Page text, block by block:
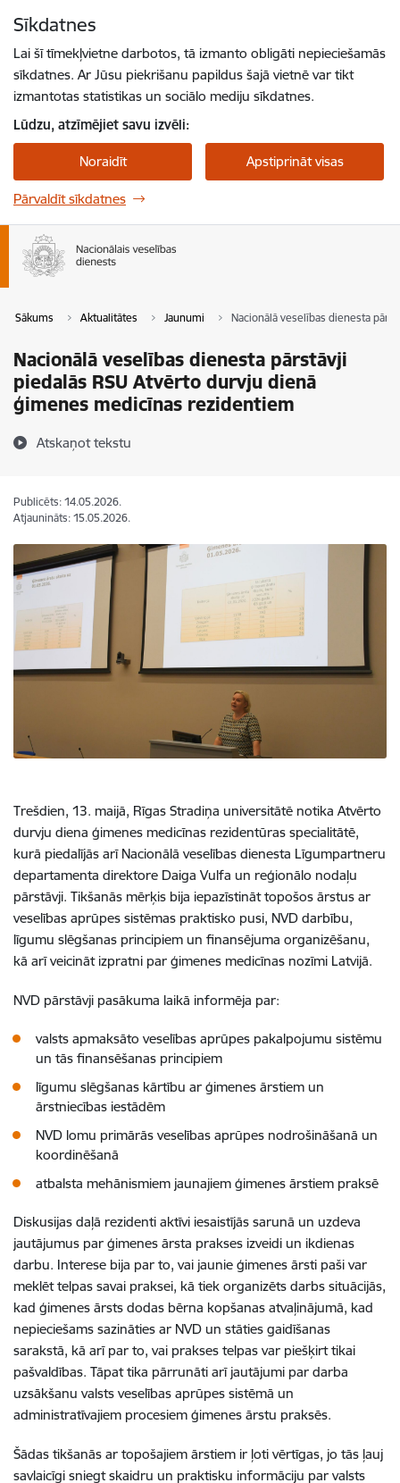
Sīkdatnes
Lai šī tīmekļvietne darbotos, tā izmanto obligāti nepieciešamās
sīkdatnes. Ar Jūsu piekrišanu papildus šajā vietnē var tikt
izmantotas statistikas un sociālo mediju sīkdatnes.
Lūdzu, atzīmējiet savu izvēli:
Noraidīt Apstiprināt visas
Pārvaldīt sīkdatnes
Sākums Aktualitātes Jaunumi Nacionālā veselības dienesta
Nacionālā veselības dienesta pārstāvji
piedalās RSU Atvērto durvju dienā
ģimenes medicīnas rezidentiem
Atskaņot tekstu
Publicēts: 14.05.2026.
Atjaunināts: 15.05.2026.
Trešdien, 13. maijā, Rīgas Stradiņa universitātē notika Atvērto
durvju diena ģimenes medicīnas rezidentūras specialitātē,
kurā piedalījās arī Nacionālā veselības dienesta Līgumpartneru
departamenta direktore Daiga Vulfa un reģionālo nodaļu
pārstāvji. Tikšanās mērķis bija iepazīstināt topošos ārstus ar
veselības aprūpes sistēmas praktisko pusi, NVD darbību,
līgumu slēgšanas principiem un finansējuma organizēšanu,
kā arī veicināt izpratni par ģimenes medicīnas nozīmi Latvijā.
NVD pārstāvji pasākuma laikā informēja par:
valsts apmaksāto veselības aprūpes pakalpojumu sistēmu
un tās finansēšanas principiem
līgumu slēgšanas kārtību ar ģimenes ārstiem un
ārstniecības iestādēm
NVD lomu primārās veselības aprūpes nodrošināšanā un
koordinēšanā
atbalsta mehānismiem jaunajiem ģimenes ārstiem praksē
Diskusijas daļā rezidenti aktīvi iesaistījās sarunā un uzdeva
jautājumus par ģimenes ārsta prakses izveidi un ikdienas
darbu. Interese bija par to, vai jaunie ģimenes ārsti paši var
meklēt telpas savai praksei, kā tiek organizēts darbs situācijās,
kad ģimenes ārsts dodas bērna kopšanas atvaļinājumā, kad
nepieciešams sazināties ar NVD un stāties gaidīšanas
sarakstā, kā arī par to, vai prakses telpas var piešķirt tikai
pašvaldības. Tāpat tika pārrunāti arī jautājumi par darba
uzsākšanu valsts veselības aprūpes sistēmā un
administratīvajiem procesiem ģimenes ārstu praksēs.
Šādas tikšanās ar topošajiem ārstiem ir ļoti vērtīgas, jo tās ļauj
savlaicīgi sniegt skaidru un praktisku informāciju par valsts